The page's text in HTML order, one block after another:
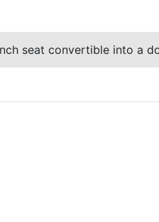
seat convertible into a